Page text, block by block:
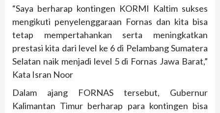
“Saya berharap kontingen KORMI Kaltim sukses
mengikuti penyelenggaraan Fornas dan kita bisa
tetap mempertahankan serta meningkatkan
prestasi kita dari level ke 6 di Pelambang Sumatera
Selatan naik menjadi level 5 di Fornas Jawa Barat,”
Kata Isran Noor
Dalam ajang FORNAS tersebut, Gubernur
Kalimantan Timur berharap para kontingen bisa